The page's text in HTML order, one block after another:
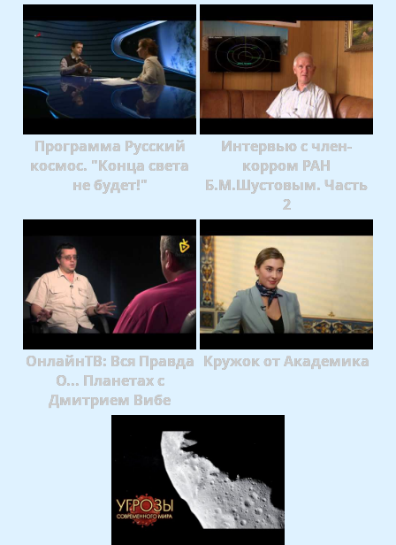
Программа Русский
космос. "Конца света
не будет!"
Интервью с член-
корром РАН
Б.М.Шустовым. Часть
2
ОнлайнТВ: Вся Правда
О... Планетах с
Дмитрием Вибе
Кружок от Академика